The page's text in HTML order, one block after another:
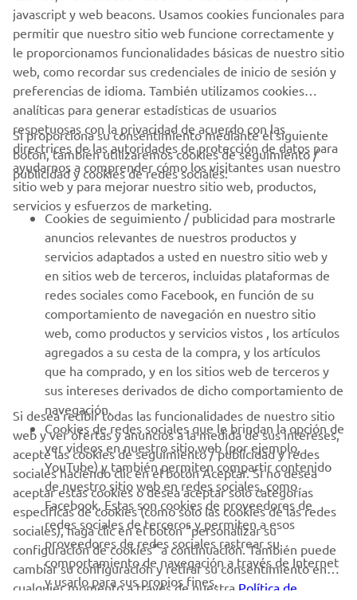
DESCUBRE MÁS
CORPORATIVO
PROFESIONALES
MÁS YAMAHA
AYUDA
BOLETÍN DE NOTICIAS
Sé el primero en enterarte de las últimas ofertas, eventos
especiales, novedades
SUSCRÍBETE
Lea nuestra Política de Privacidad para saber cómo procesamos
sus datos personales: Política de Privacidad
Spain (Spanish)
javascript y web beacons. Usamos cookies funcionales para
permitir que nuestro sitio web funcione correctamente y
le proporcionamos funcionalidades básicas de nuestro sitio
web, como recordar sus credenciales de inicio de sesión y
preferencias de idioma. También utilizamos cookies
analíticas para generar estadísticas de usuarios
respetuosas con la privacidad de acuerdo con las
directrices de las autoridades de protección de datos para
ayudarnos a comprender cómo los visitantes usan nuestro
sitio web y para mejorar nuestro sitio web, productos,
servicios y esfuerzos de marketing.
Si proporciona su consentimiento mediante el siguiente
botón, también utilizaremos cookies de seguimiento /
publicidad y cookies de redes sociales:
Cookies de seguimiento / publicidad para mostrarle
anuncios relevantes de nuestros productos y
servicios adaptados a usted en nuestro sitio web y
en sitios web de terceros, incluidas plataformas de
redes sociales como Facebook, en función de su
comportamiento de navegación en nuestro sitio
web, como productos y servicios vistos , los artículos
agregados a su cesta de la compra, y los artículos
que ha comprado, y en los sitios web de terceros y
sus intereses derivados de dicho comportamiento de
navegación.
Cookies de redes sociales que le brindan la opción de
ver videos en nuestro sitio web (por ejemplo,
YouTube) y también permiten compartir contenido
de nuestro sitio web en redes sociales, como
Facebook. Estas son cookies de proveedores de
redes sociales de terceros y permiten a esos
proveedores de redes sociales rastrear su
comportamiento de navegación a través de Internet
y usarlo para sus propios fines.
Si desea recibir todas las funcionalidades de nuestro sitio
web y ver ofertas y anuncios a la medida de sus intereses,
acepte las cookies de seguimiento / publicidad y redes
sociales haciendo clic en el botón Aceptar. Si no desea
aceptar estas cookies o desea aceptar solo categorías
específicas de cookies (como solo las cookies de las redes
sociales), haga clic en el botón "personalizar su
configuración de cookies" a continuación. También puede
cambiar su configuración y retirar su consentimiento en
cualquier momento a través de nuestra Política de